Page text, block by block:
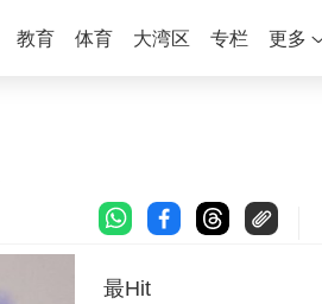
教育 体育 大湾区 专栏 更多
最Hit